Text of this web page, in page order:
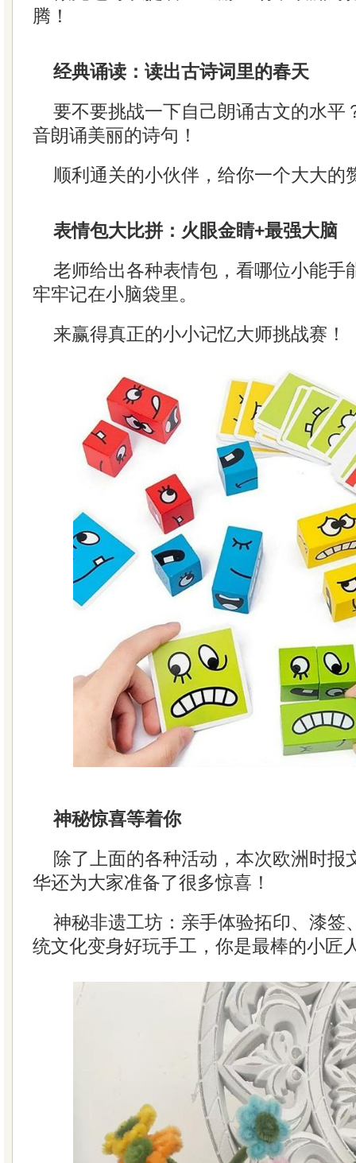
腾！
经典诵读：读出古诗词里的春天
要不要挑战一下自己朗诵古文的水平
音朗诵美丽的诗句！
顺利通关的小伙伴，给你一个大大的
表情包大比拼：火眼金睛+最强大脑
老师给出各种表情包，看哪位小能手
牢牢记在小脑袋里。
来赢得真正的小小记忆大师挑战赛！
神秘惊喜等着你
除了上面的各种活动，本次欧洲时报
华还为大家准备了很多惊喜！
神秘非遗工坊：亲手体验拓印、漆签
统文化变身好玩手工，你是最棒的小匠